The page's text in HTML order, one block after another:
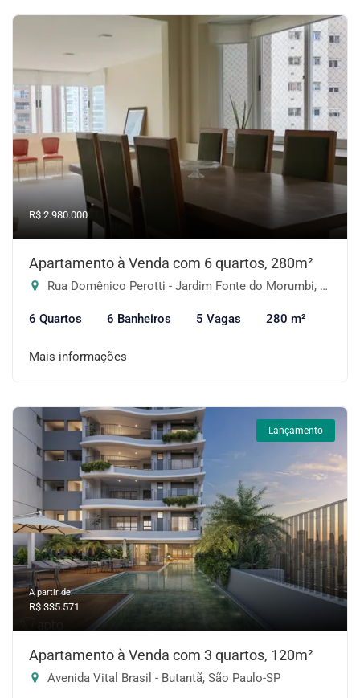
R$ 2.980.000
Apartamento à Venda com 6 quartos, 280m²
Rua Domênico Perotti - Jardim Fonte do Morumbi, São Paulo-SP
6 Quartos 6 Banheiros 5 Vagas 280 m²
Mais informações
Lançamento
A partir de:
R$ 335.571
Apartamento à Venda com 3 quartos, 120m²
Avenida Vital Brasil - Butantã, São Paulo-SP